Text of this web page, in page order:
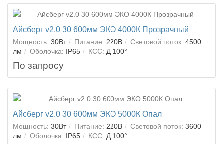
Айсберг v2.0 30 600мм ЭКО 4000К Прозрачный
Мощность: 30Вт Питание: 220В Световой поток: 4500
лм
Оболочка: IP65 КСС: Д 100°
По запросу
Айсберг v2.0 30 600мм ЭКО 5000К Опал
Мощность: 30Вт Питание: 220В Световой поток: 3600
лм
Оболочка: IP65 КСС: Д 100°